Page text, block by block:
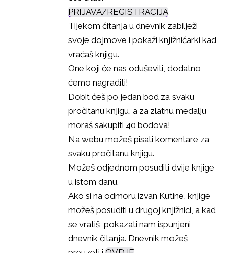
PRIJAVA/REGISTRACIJA
Tijekom čitanja u dnevnik zabilježi
svoje dojmove i pokaži knjižničarki kad
vraćaš knjigu.
One koji će nas oduševiti, dodatno
ćemo nagraditi!
Dobit ćeš po jedan bod za svaku
pročitanu knjigu, a za zlatnu medalju
moraš sakupiti 40 bodova!
Na webu možeš pisati komentare za
svaku pročitanu knjigu.
Možeš odjednom posuditi dvije knjige
u istom danu.
Ako si na odmoru izvan Kutine, knjige
možeš posuditi u drugoj knjižnici, a kad
se vratiš, pokazati nam ispunjeni
dnevnik čitanja. Dnevnik možeš